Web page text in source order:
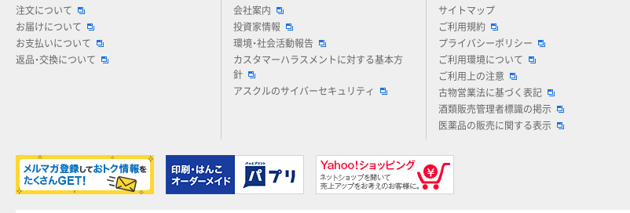
注文について
お届けについて
お支払いについて
返品・交換について
会社案内
投資家情報
環境・社会活動報告
カスタマーハラスメントに対する基本方
針
アスクルのサイバーセキュリティ
サイトマップ
ご利用規約
プライバシーポリシー
ご利用環境について
ご利用上の注意
古物営業法に基づく表記
酒類販売管理者標識の掲示
医薬品の販売に関する表示